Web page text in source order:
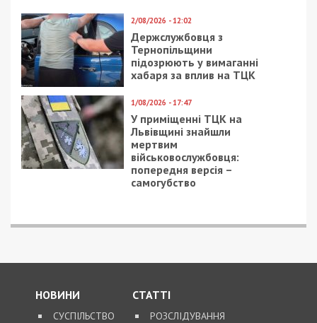
15/10/2020 - 13:50
30 имен погибших: в
Днепре установили
новый памятник в
честь героев (фото)
13/01/2024 - 16:44
Начальник управління
регіонального
відділення Фонду
держмайна вимагав